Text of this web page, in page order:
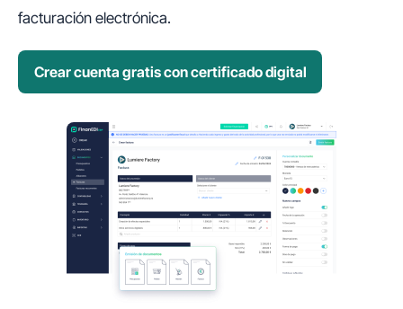
facturación electrónica.
Crear cuenta gratis con certificado digital